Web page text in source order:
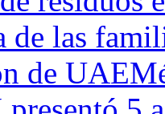
de las
de